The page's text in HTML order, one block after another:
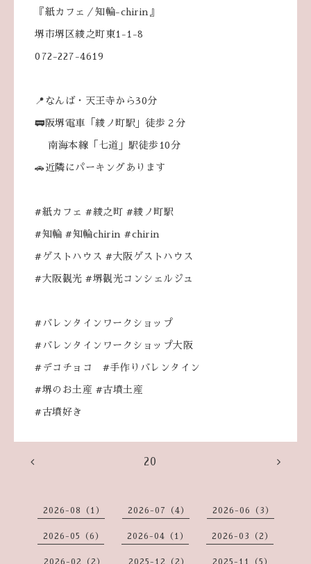
『紙カフェ／知輪-chirin』
堺市堺区綾之町東1-1-8
072-227-4619
📍なんば・天王寺から30分
🚃阪堺電車「綾ノ町駅」徒歩２分
南海本線「七道」駅徒歩10分
🚗近隣にパーキングあります
#紙カフェ #綾之町 #綾ノ町駅
#知輪 #知輪chirin #chirin
#ゲストハウス #大阪ゲストハウス
#大阪観光 #堺観光コンシェルジュ
#バレンタインワークショップ
#バレンタインワークショップ大阪
#デコチョコ #手作りバレンタイン
#堺のお土産 #古墳土産
#古墳好き
20
2026-08（1） 2026-07（4） 2026-06（3）
2026-05（6） 2026-04（1） 2026-03（2）
2026-02（2） 2025-12（2） 2025-11（5）